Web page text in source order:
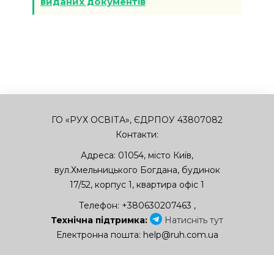
ГО «РУХ ОСВІТА», ЄДРПОУ 43807082
Контакти:
Адреса: 01054, місто Київ,
вул.Хмельницького Богдана, будинок
17/52, корпус 1, квартира офіс 1
Телефон: +380630207463 ,
Технічна підтримка:
Натисніть тут
Електронна пошта: help@ruh.com.ua